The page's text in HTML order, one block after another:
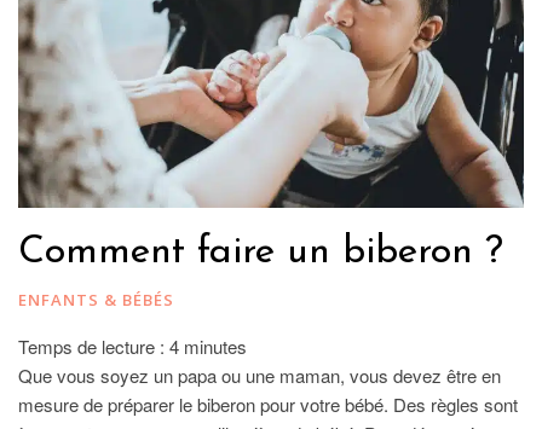
Comment faire un biberon ?
ENFANTS & BÉBÉS
Temps de lecture : 4 minutes
Que vous soyez un papa ou une maman, vous devez être en
mesure de préparer le biberon pour votre bébé. Des règles sont